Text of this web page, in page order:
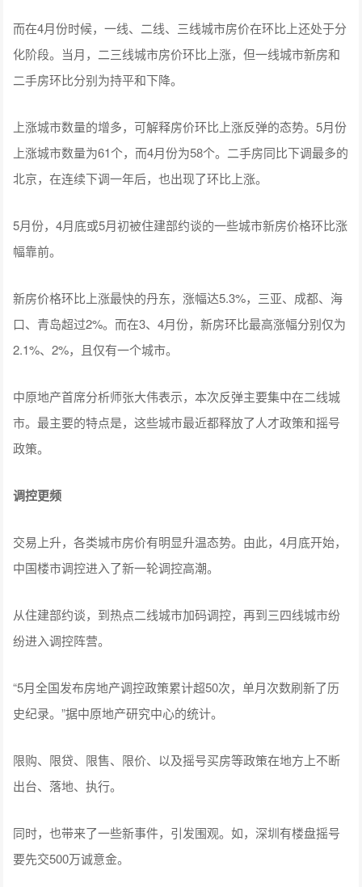
而在4月份时候，一线、二线、三线城市房价在环比上还处于分
化阶段。当月，二三线城市房价环比上涨，但一线城市新房和
二手房环比分别为持平和下降。
上涨城市数量的增多，可解释房价环比上涨反弹的态势。5月份
上涨城市数量为61个，而4月份为58个。二手房同比下调最多的
北京，在连续下调一年后，也出现了环比上涨。
5月份，4月底或5月初被住建部约谈的一些城市新房价格环比涨
幅靠前。
新房价格环比上涨最快的丹东，涨幅达5.3%，三亚、成都、海
口、青岛超过2%。而在3、4月份，新房环比最高涨幅分别仅为
2.1%、2%，且仅有一个城市。
中原地产首席分析师张大伟表示，本次反弹主要集中在二线城
市。最主要的特点是，这些城市最近都释放了人才政策和摇号
政策。
调控更频
交易上升，各类城市房价有明显升温态势。由此，4月底开始，
中国楼市调控进入了新一轮调控高潮。
从住建部约谈，到热点二线城市加码调控，再到三四线城市纷
纷进入调控阵营。
“5月全国发布房地产调控政策累计超50次，单月次数刷新了历
史纪录。”据中原地产研究中心的统计。
限购、限贷、限售、限价、以及摇号买房等政策在地方上不断
出台、落地、执行。
同时，也带来了一些新事件，引发围观。如，深圳有楼盘摇号
要先交500万诚意金。